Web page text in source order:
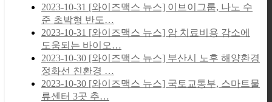
2023-10-31 [와이즈맥스 뉴스] 이브이그룹, 나노 수
준 초박형 반도…
2023-10-31 [와이즈맥스 뉴스] 암 치료비용 감소에
도움되는 바이오…
2023-10-30 [와이즈맥스 뉴스] 부산시 노후 해양환경
정화선 친환경 …
2023-10-30 [와이즈맥스 뉴스] 국토교통부, 스마트물
류센터 3곳 추…